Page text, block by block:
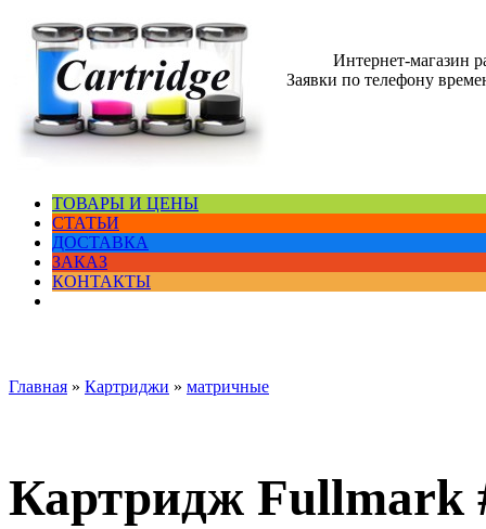
Интернет-магазин
Заявки по телефону
ТОВАРЫ И ЦЕНЫ
СТАТЬИ
ДОСТАВКА
ЗАКАЗ
КОНТАКТЫ
Главная » Картриджи » матричные
Картридж Fullmark